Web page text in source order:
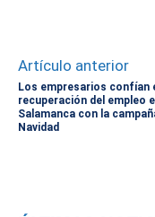
Artículo anterior
Los empresarios confían
recuperación del empleo
Salamanca con la
Navidad